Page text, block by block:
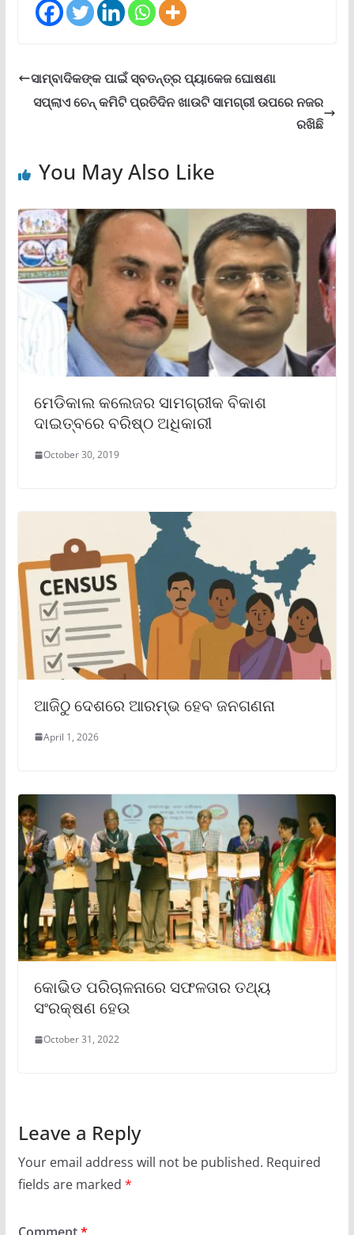
ସାମ୍ବାଦିକଙ୍କ ପାଇଁ ସ୍ବତନ୍ତ୍ର ପ୍ୟାକେଜ ଘୋଷଣା
ସପ୍ଲାଏ ଚେନ୍ କମିଟି ପ୍ରତିଦିନ ଖାଉଟି ସାମଗ୍ରୀ ଉପରେ ନଜର
ରଖିଛି
You May Also Like
ମେଡିକାଲ କଲେଜର ସାମଗ୍ରୀକ ବିକାଶ
ଦାଇତ୍ବରେ ବରିଷ୍ଠ ଅଧିକାରୀ
October 30, 2019
ଆଜିଠୁ ଦେଶରେ ଆରମ୍ଭ ହେବ ଜନଗଣନା
April 1, 2026
କୋଭିଡ ପରିଚାଳନାରେ ସଫଳତାର ତଥ୍ୟ
ସଂରକ୍ଷଣ ହେଉ
October 31, 2022
Leave a Reply
Your email address will not be published. Required
fields are marked *